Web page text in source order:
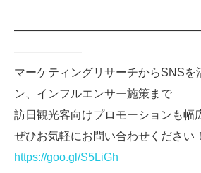
——————
マーケティングリサーチからSNSを
ン、インフルエンサー施策まで
訪日観光客向けプロモーションも幅
ぜひお気軽にお問い合わせください！
https://goo.gl/S5LiGh